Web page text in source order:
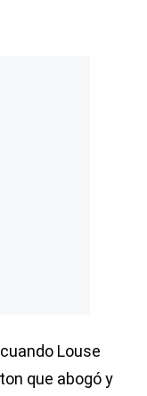
Louse
que abogó y